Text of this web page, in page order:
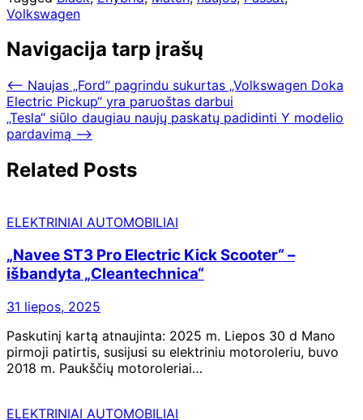
Volkswagen
Navigacija tarp įrašų
⟵ Naujas „Ford“ pagrindu sukurtas „Volkswagen Doka
Electric Pickup“ yra paruoštas darbui
„Tesla“ siūlo daugiau naujų paskatų padidinti Y modelio
pardavimą ⟶
Related Posts
ELEKTRINIAI AUTOMOBILIAI
„Navee ST3 Pro Electric Kick Scooter“ –
išbandyta „Cleantechnica“
31 liepos, 2025
Paskutinį kartą atnaujinta: 2025 m. Liepos 30 d Mano
pirmoji patirtis, susijusi su elektriniu motoroleriu, buvo
2018 m. Paukščių motoroleriai…
ELEKTRINIAI AUTOMOBILIAI